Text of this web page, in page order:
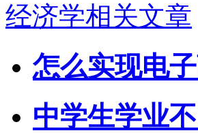
经济学相关文章
怎么实现电
中学生学业